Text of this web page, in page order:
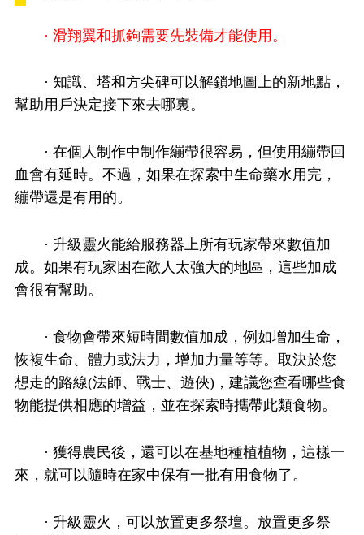
· 滑翔翼和抓鉤需要先裝備才能使用。
· 知識、塔和方尖碑可以解鎖地圖上的新地點，
幫助用戶決定接下來去哪裏。
· 在個人制作中制作繃帶很容易，但使用繃帶回
血會有延時。不過，如果在探索中生命藥水用完，
繃帶還是有用的。
· 升級靈火能給服務器上所有玩家帶來數值加
成。如果有玩家困在敵人太強大的地區，這些加成
會很有幫助。
· 食物會帶來短時間數值加成，例如增加生命，
恢複生命、體力或法力，增加力量等等。取決於您
想走的路線(法師、戰士、遊俠)，建議您查看哪些食
物能提供相應的增益，並在探索時攜帶此類食物。
· 獲得農民後，還可以在基地種植植物，這樣一
來，就可以隨時在家中保有一批有用食物了。
· 升級靈火，可以放置更多祭壇。放置更多祭